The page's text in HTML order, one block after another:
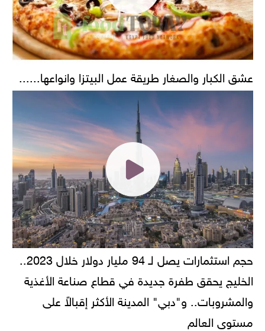
عشق الكبار والصغار طريقة عمل البيتزا وانواعها......
الخليج يحقق طفرة جديدة في قطاع صناعة الأغذية
والمشروبات.. و"دبي" المدينة الأكثر إقبالاً على
مستوى العالم